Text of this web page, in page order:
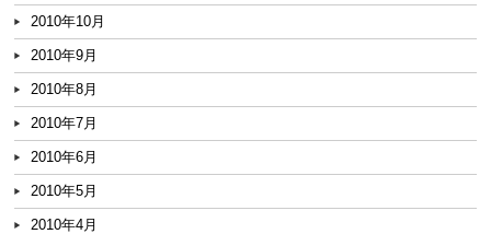
2010年10月
2010年9月
2010年8月
2010年7月
2010年6月
2010年5月
2010年4月